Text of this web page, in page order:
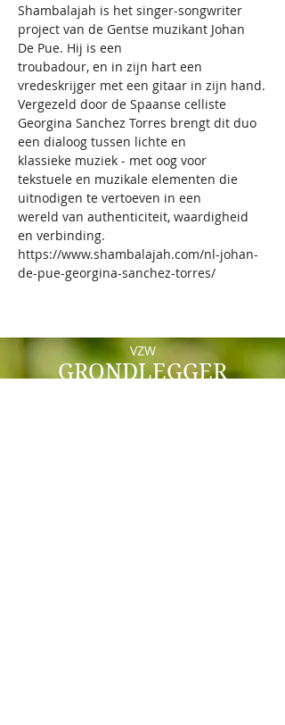
Shambalajah is het singer-songwriter
project van de Gentse muzikant Johan
De Pue. Hij is een
troubadour, en in zijn hart een
vredeskrijger met een gitaar in zijn hand.
Vergezeld door de Spaanse celliste
Georgina Sanchez Torres brengt dit duo
een dialoog tussen lichte en
klassieke muziek - met oog voor
tekstuele en muzikale elementen die
uitnodigen te vertoeven in een
wereld van authenticiteit, waardigheid
en verbinding.
https://www.shambalajah.com/nl-johan-
de-pue-georgina-sanchez-torres/
VZW
GRONDLEGGER